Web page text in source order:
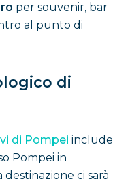
per souvenir, bar
al punto di
di
di Pompei include
Pompei in
ci sarà